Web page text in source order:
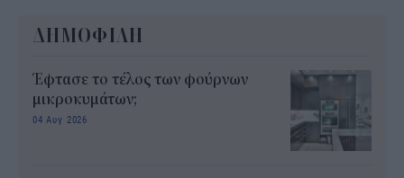
ΔΗΜΟΦΙΛΗ
Έφτασε το τέλος των φούρνων
μικροκυμάτων;
04 Αυγ 2026